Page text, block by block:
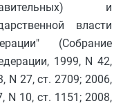
и
власти
(Собрание
1999, N 42,
N 27, ст. 2709; 2006,
N 10, ст. 1151; 2008,